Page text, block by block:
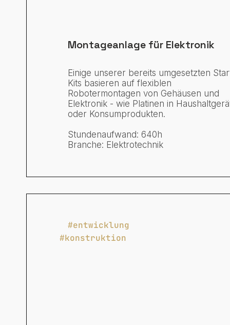
Montageanlage für Elektronik
Einige unserer bereits umgesetzten
Kits basieren auf flexiblen
Robotermontagen von Gehäusen und
Elektronik - wie Platinen in
oder Konsumprodukten.
Stundenaufwand: 640h
Branche: Elektrotechnik
#entwicklung
#konstruktion